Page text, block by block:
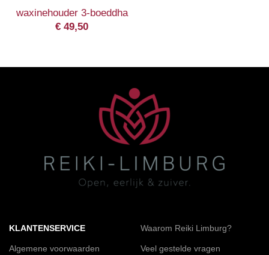
waxinehouder 3-boeddha
€ 49,50
KLANTENSERVICE
Algemene voorwaarden
Waarom Reiki Limburg?
Veel gestelde vragen